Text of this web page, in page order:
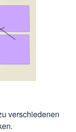
verschiedenen